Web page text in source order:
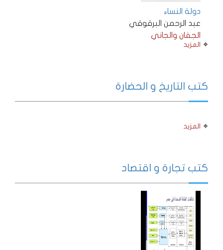
دولة النساء
عبد الرحمن البرقوقي
الجفان والجاني
المزيد
كتب التاريخ و الحضارة
المزيد
كتب تجارة و اقتصاد